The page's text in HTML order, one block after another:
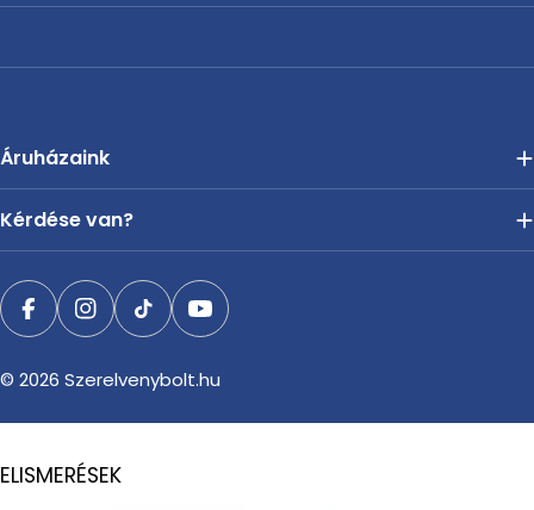
Áruházaink
Kérdése van?
FacebookInstagram
TikTokYouTube
© 2026 Szerelvenybolt.hu
ELISMERÉSEK